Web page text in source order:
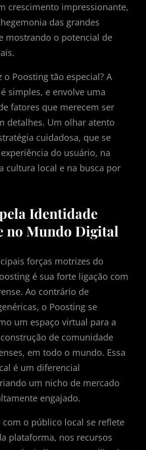
crescimento impressionante,
das grandes
mostrando o potencial de
o Poosting tão especial? A
simples, e envolve uma
fatores que merecem ser
detalhes. Um olhar atento
cuidadosa, que se
do usuário, na
cultura local e na busca por
Identidade
no Mundo Digital
forças motrizes do
é sua forte ligação com
Ao contrário de
o Poosting se
um espaço virtual para a
de comunidade
em todo o mundo. Essa
é um diferencial
um nicho de mercado
engajado.
com o público local se reflete
plataforma, nos recursos